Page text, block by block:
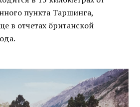
пункта Таршинга,
в отчетах британской